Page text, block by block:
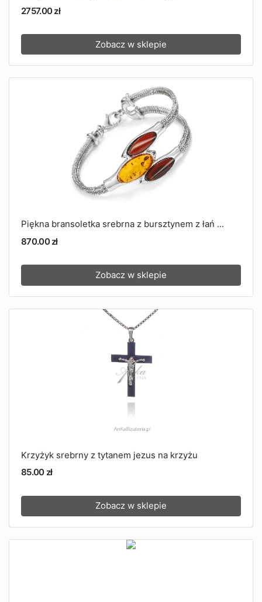
2757.00 zł
Zobacz w sklepie
Piękna bransoletka srebrna z bursztynem z łań ...
870.00 zł
Zobacz w sklepie
Krzyżyk srebrny z tytanem jezus na krzyżu
85.00 zł
Zobacz w sklepie